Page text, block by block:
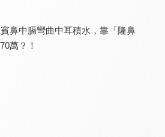
鼻中膈彎曲中耳積水，靠「隆鼻
萬？！